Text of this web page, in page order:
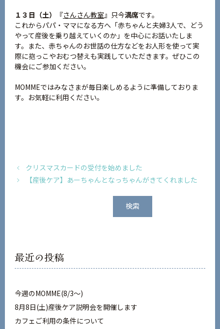
１３日（土） 『さんさん教室』只今満席です。
これからパパ・ママになる方へ「赤ちゃんと夫婦3人で、どう
やって産後を乗り越えていくのか」を中心にお話いたしま
す。また、赤ちゃんのお世話の仕方などをお人形を使って実
際に抱っこやおむつ替えも実践していただきます。ぜひこの
機会にご参加ください。
MOMMEではみなさまが毎日楽しめるように準備しておりま
す。お気軽に利用ください。
クリスマスカードの受付を始めました
【産後ケア】あーちゃんとなっちゃんがきてくれました
検索
最近の投稿
今週のMOMME(8/3〜)
8月8日(土)産後ケア説明会を開催します
カフェご利用の条件について